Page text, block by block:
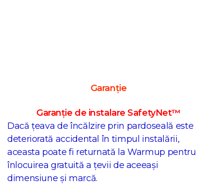
Garanție
Garanție de instalare SafetyNet™
Dacă țeava de încălzire prin pardoseală este
deteriorată accidental în timpul instalării,
aceasta poate fi returnată la Warmup pentru
înlocuirea gratuită a țevii de aceeași
dimensiune și marcă.